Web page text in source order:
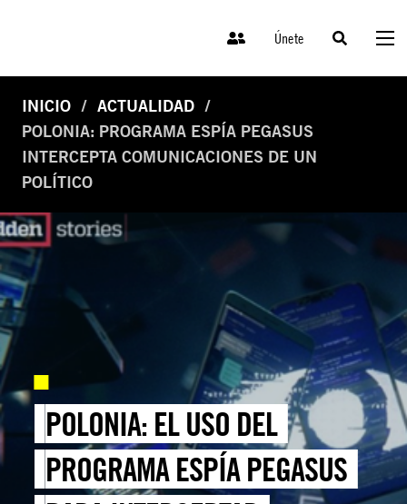
Únete
INICIO
ACTUALIDAD
POLONIA: PROGRAMA ESPÍA PEGASUS
INTERCEPTA COMUNICACIONES DE UN
POLÍTICO
POLONIA: EL USO DEL
PROGRAMA ESPÍA PEGASUS